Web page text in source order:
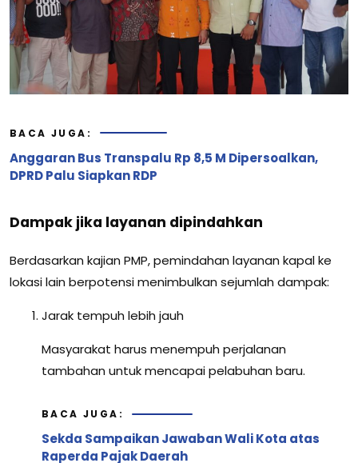
BACA JUGA:
Anggaran Bus Transpalu Rp 8,5 M Dipersoalkan,
DPRD Palu Siapkan RDP
Dampak jika layanan dipindahkan
Berdasarkan kajian PMP, pemindahan layanan kapal ke
lokasi lain berpotensi menimbulkan sejumlah dampak:
Jarak tempuh lebih jauh
Masyarakat harus menempuh perjalanan
tambahan untuk mencapai pelabuhan baru.
BACA JUGA:
Sekda Sampaikan Jawaban Wali Kota atas
Raperda Pajak Daerah